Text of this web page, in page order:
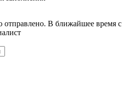
В ближайшее время с